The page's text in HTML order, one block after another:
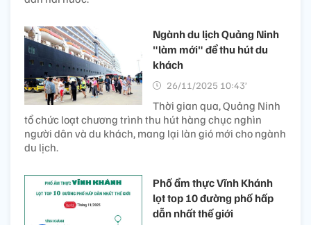
Ngành du lịch Quảng Ninh
"làm mới" để thu hút du
khách
26/11/2025 10:43’
Thời gian qua, Quảng Ninh
tổ chức loạt chương trình thu hút hàng chục nghìn
người dân và du khách, mang lại làn gió mới cho ngành
du lịch.
Phố ẩm thực Vĩnh Khánh
lọt top 10 đường phố hấp
dẫn nhất thế giới